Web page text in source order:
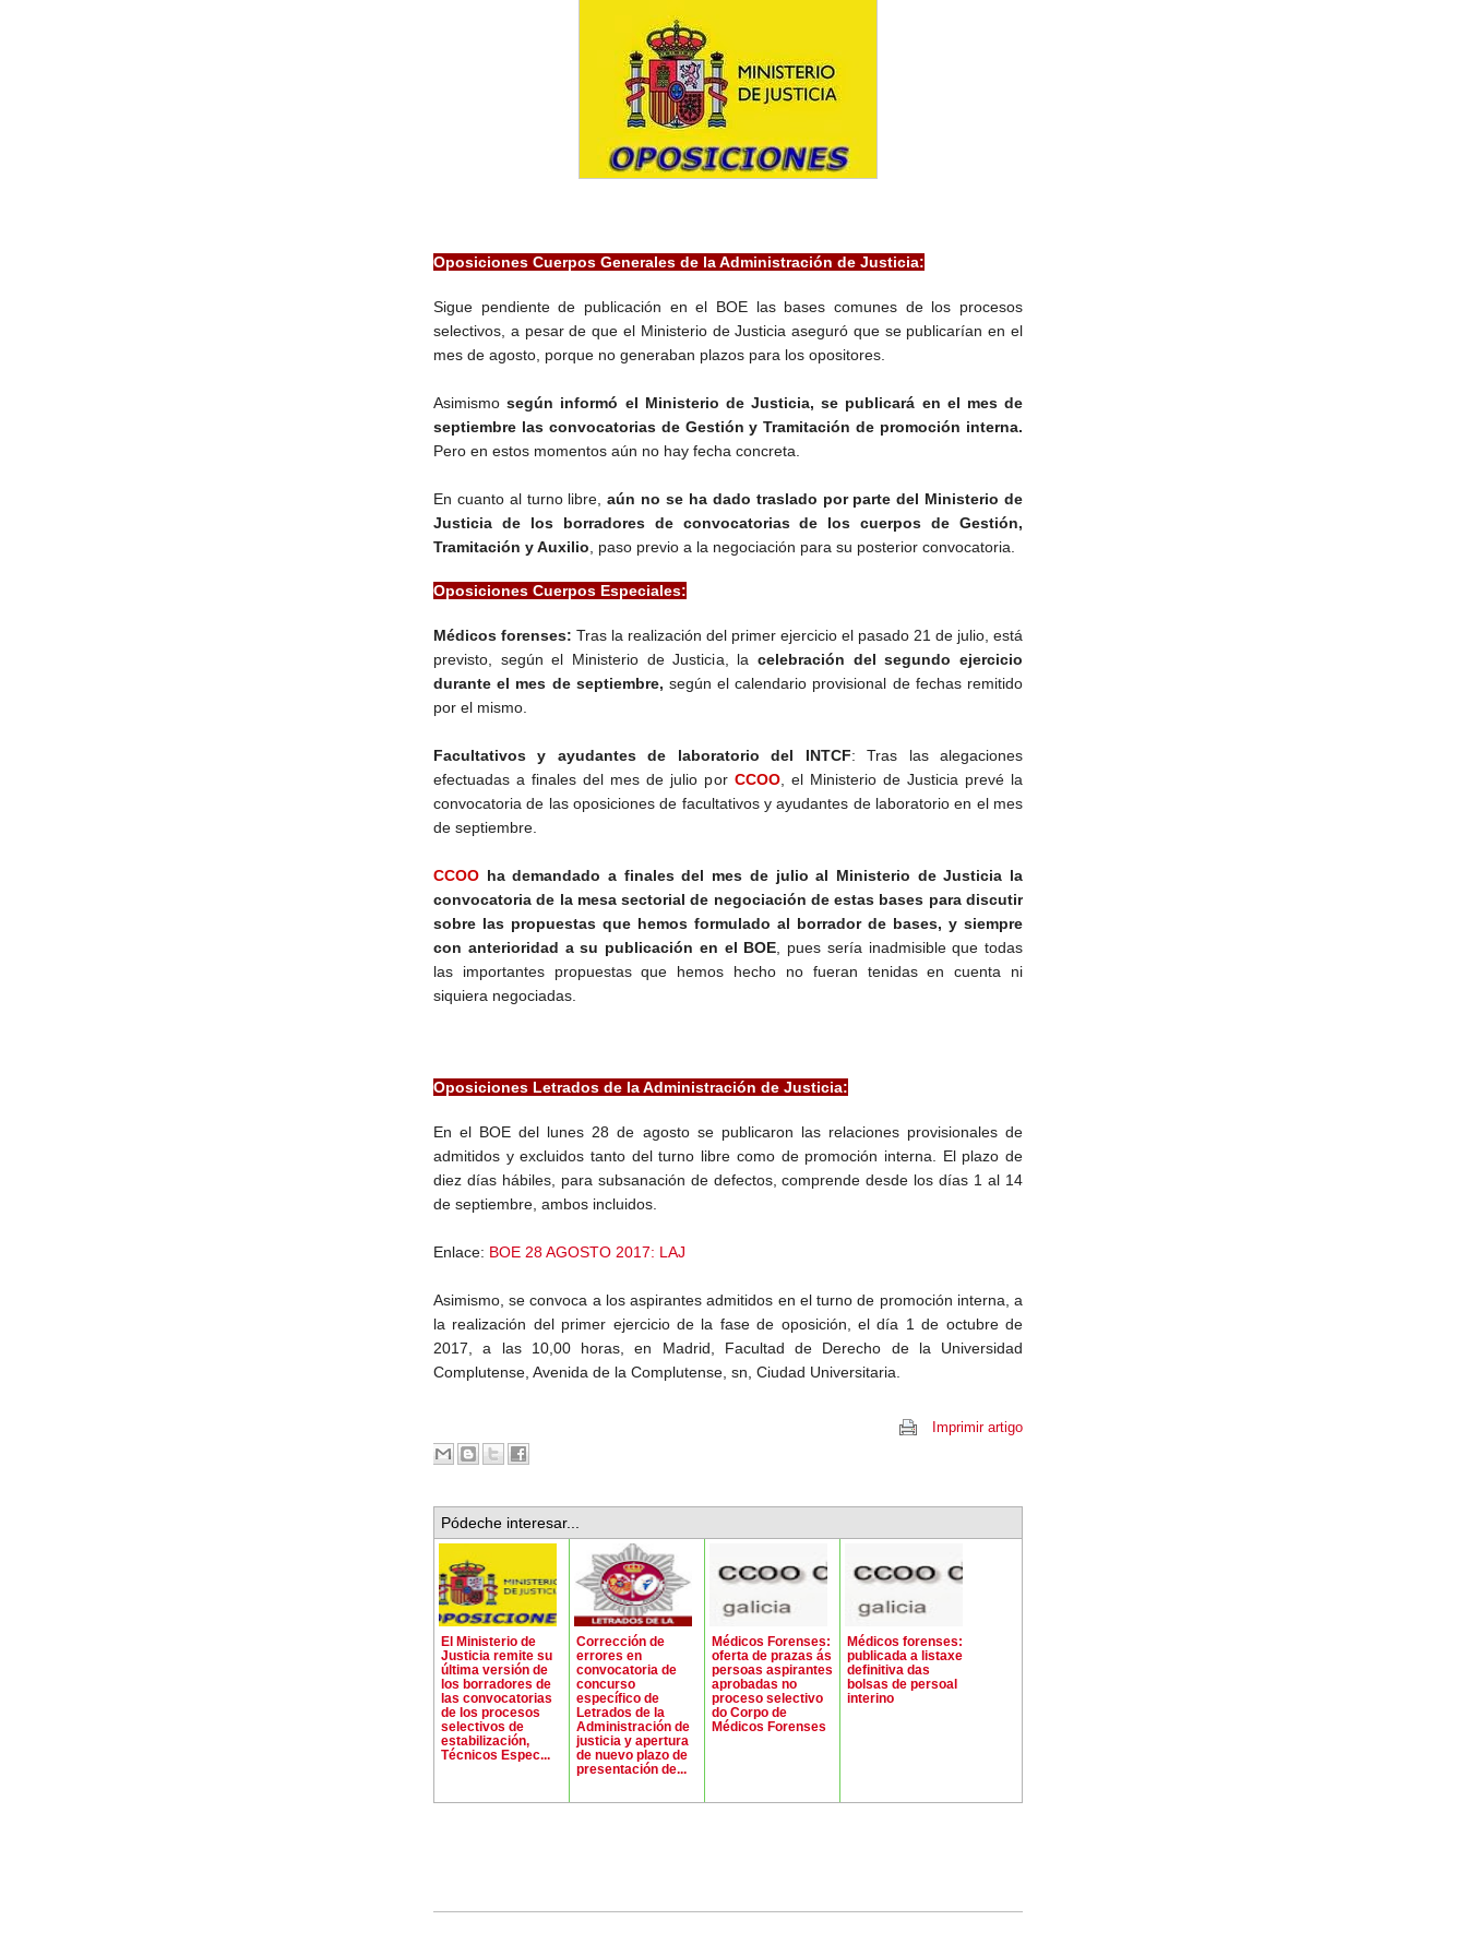
Oposiciones Cuerpos Generales de la Administración de Justicia:
Sigue pendiente de publicación en el BOE las bases comunes de los procesos
selectivos, a pesar de que el Ministerio de Justicia aseguró que se publicarían en el
mes de agosto, porque no generaban plazos para los opositores.
Asimismosegún informó el Ministerio de Justicia, se publicará en el mes de
septiembre las convocatorias de Gestión y Tramitación de promoción interna.
Pero en estos momentos aún no hay fecha concreta.
En cuanto al turno libre, aún no se ha dado traslado por parte del Ministerio de
Justicia de los borradores de convocatorias de los cuerpos de Gestión,
Tramitación y Auxilio , paso previo a la negociación para su posterior convocatoria.
Oposiciones Cuerpos Especiales:
Médicos forenses: Tras la realización del primer ejercicio el pasado 21 de julio, está
previsto, según el Ministerio de Justicia, la celebración del segundo ejercicio
durante el mes de septiembre, según el calendario provisional de fechas remitido
por el mismo.
Facultativos y ayudantes de laboratorio del INTCF: Tras las alegaciones
efectuadas a finales del mes de julio por CCOO, el Ministerio de Justicia prevé la
convocatoria de las oposiciones de facultativos y ayudantes de laboratorio en el mes
de septiembre.
CCOO ha demandado a finales del mes de julio al Ministerio de Justicia la
convocatoria de la mesa sectorial de negociación de estas bases para discutir
sobre las propuestas que hemos formulado al borrador de bases, y siempre
con anterioridad a su publicación en el BOE , pues sería inadmisible que todas
las importantes propuestas que hemos hecho no fueran tenidas en cuenta ni
siquiera negociadas.
Oposiciones Letrados de la Administración de Justicia:
En el BOE del lunes 28 de agosto se publicaron las relaciones provisionales de
admitidos y excluidos tanto del turno libre como de promoción interna. El plazo de
diez días hábiles, para subsanación de defectos, comprende desde los días 1 al 14
de septiembre, ambos incluidos.
Enlace: BOE 28 AGOSTO 2017: LAJ
Asimismo, se convoca a los aspirantes admitidos en el turno de promoción interna, a
la realización del primer ejercicio de la fase de oposición, el día 1 de octubre de
2017, a las 10,00 horas, en Madrid, Facultad de Derecho de la Universidad
Complutense, Avenida de la Complutense, sn, Ciudad Universitaria.
Imprimir artigo
Pódeche interesar...
El Ministerio de
Justicia remite su
última versión de
los borradores de
las convocatorias
de los procesos
selectivos de
estabilización,
Técnicos Espec...
Corrección de
errores en
convocatoria de
concurso
específico de
Letrados de la
Administración de
justicia y apertura
de nuevo plazo de
presentación de...
Médicos Forenses:
oferta de prazas ás
persoas aspirantes
aprobadas no
proceso selectivo
do Corpo de
Médicos Forenses
Médicos forenses:
publicada a listaxe
definitiva das
bolsas de persoal
interino